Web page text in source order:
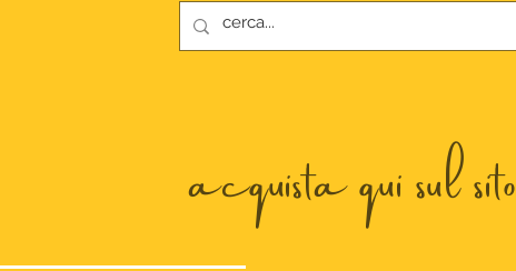
acquista qui sul sito